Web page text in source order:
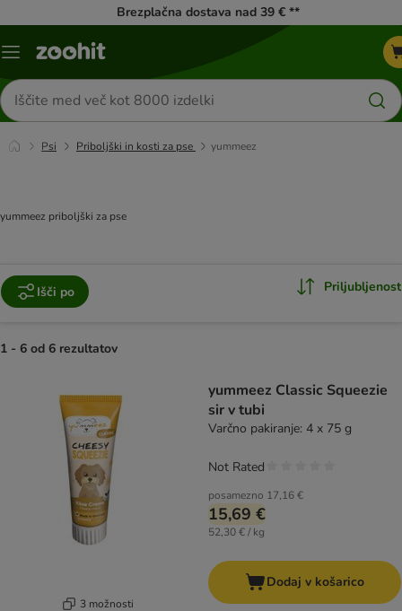
Brezplačna dostava nad 39 € **
Meni
Iskanje
izdelkov
Psi Priboljški in kosti za pse yummeez
yummeez priboljški za pse
Išči po Priljubljenost
1 - 6 od 6 rezultatov
3 možnosti
yummeez Classic Squeezie
sir v tubi
Varčno pakiranje: 4 x 75 g
posamezno 17,16 €
15,69 €
52,30 € / kg
Not Rated
Dodaj v košarico